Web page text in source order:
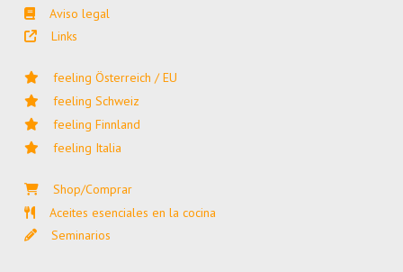
Aviso legal
Links
feeling Österreich / EU
feeling Schweiz
feeling Finnland
feeling Italia
Shop/Comprar
Aceites esenciales en la cocina
Seminarios